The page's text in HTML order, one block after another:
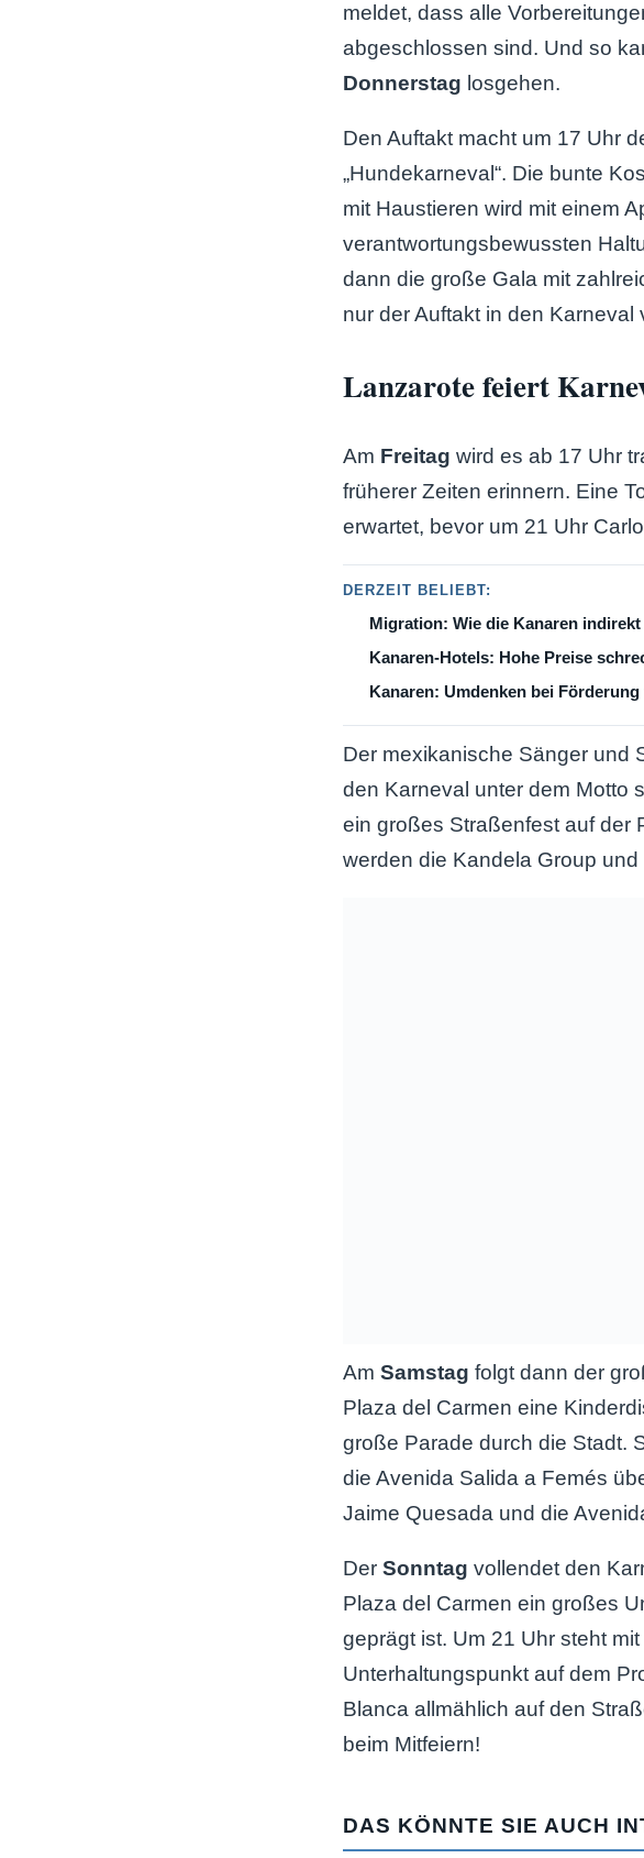
meldet, dass alle
abgeschlossen sind. Und so
Donnerstag losgehen.
Den Auftakt macht um 17 Uhr
„Hundekarneval“. Die bunte
mit Haustieren wird mit einem
verantwortungsbewussten
dann die große Gala mit
nur der Auftakt in den
Lanzarote feiert
Am Freitag wird es ab 17 Uhr
früherer Zeiten erinnern. Eine
erwartet, bevor um 21 Uhr
DERZEIT BELIEBT:
Migration: Wie die Kanaren
Kanaren-Hotels: Hohe Preise
Kanaren: Umdenken bei
Der mexikanische Sänger und
den Karneval unter dem Motto
ein großes Straßenfest auf der
werden die Kandela Group
Am Samstag folgt dann der
Plaza del Carmen eine
große Parade durch die Stadt.
die Avenida Salida a Femés
Jaime Quesada und die
Der Sonntag vollendet den
Plaza del Carmen ein großes
geprägt ist. Um 21 Uhr steht
Unterhaltungspunkt auf dem
Blanca allmählich auf den
beim Mitfeiern!
DAS KÖNNTE SIE AUCH